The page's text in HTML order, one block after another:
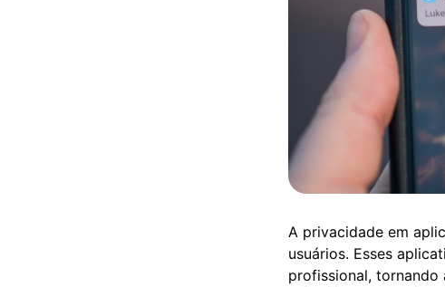
A privacidade em
usuários. Esses
profissional, tornando